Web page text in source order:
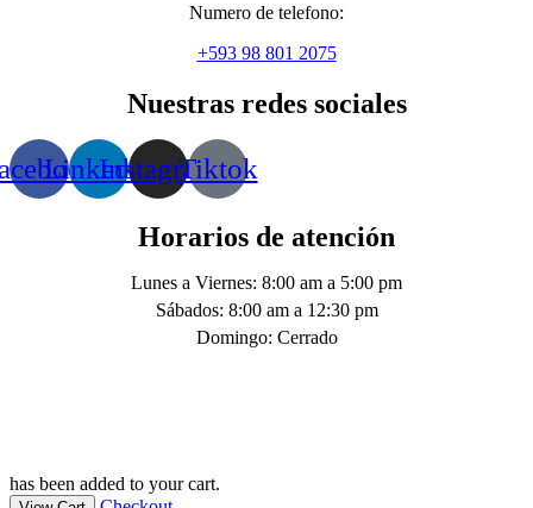
Numero de telefono:
+593 98 801 2075
Nuestras redes sociales
LinkedinInstagramTiktok
Horarios de atención
Lunes a Viernes: 8:00 am a 5:00 pm
Sábados: 8:00 am a 12:30 pm
Domingo: Cerrado
has been added to your cart.